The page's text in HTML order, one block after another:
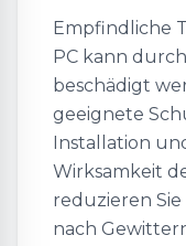
Empfindliche
PC kann
beschädigt
geeignete
Installation
Wirksamkeit
reduzieren Sie
nach